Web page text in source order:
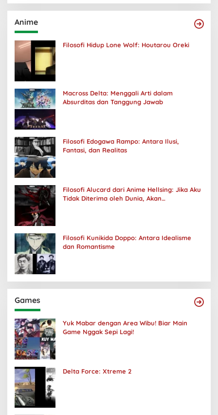
Anime
Filosofi Hidup Lone Wolf: Houtarou Oreki
Macross Delta: Menggali Arti dalam
Absurditas dan Tanggung Jawab
Filosofi Edogawa Rampo: Antara Ilusi,
Fantasi, dan Realitas
Filosofi Alucard dari Anime Hellsing: Jika Aku
Tidak Diterima oleh Dunia, Akan
Filosofi Kunikida Doppo: Antara Idealisme
dan Romantisme
Games
Yuk Mabar dengan Area Wibu! Biar Main
Game Nggak Sepi Lagi!
Delta Force: Xtreme 2